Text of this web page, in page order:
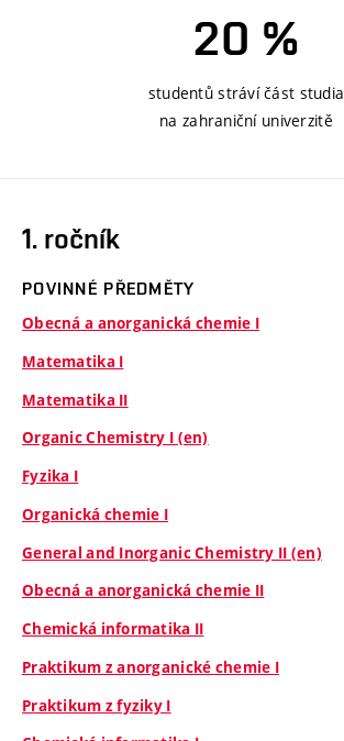
20 %
studentů stráví část studia
na zahraniční univerzitě
1. ročník
POVINNÉ PŘEDMĚTY
Obecná a anorganická chemie I
Matematika I
Matematika II
Organic Chemistry I (en)
Fyzika I
Organická chemie I
General and Inorganic Chemistry II (en)
Obecná a anorganická chemie II
Chemická informatika II
Praktikum z anorganické chemie I
Praktikum z fyziky I